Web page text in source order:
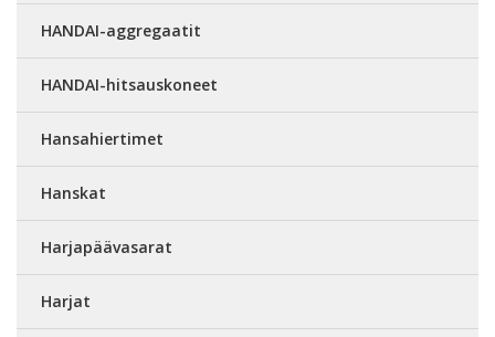
HANDAI-aggregaatit
HANDAI-hitsauskoneet
Hansahiertimet
Hanskat
Harjapäävasarat
Harjat